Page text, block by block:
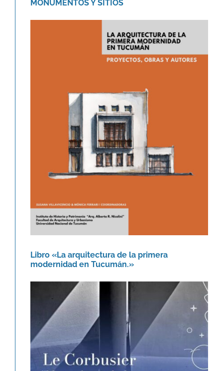
MONUMENTOS Y SITIOS
Libro «La arquitectura de la
primera modernidad en Tucumán.»
Novedades
Libro «La arquitectura de la primera
modernidad en Tucumán.»